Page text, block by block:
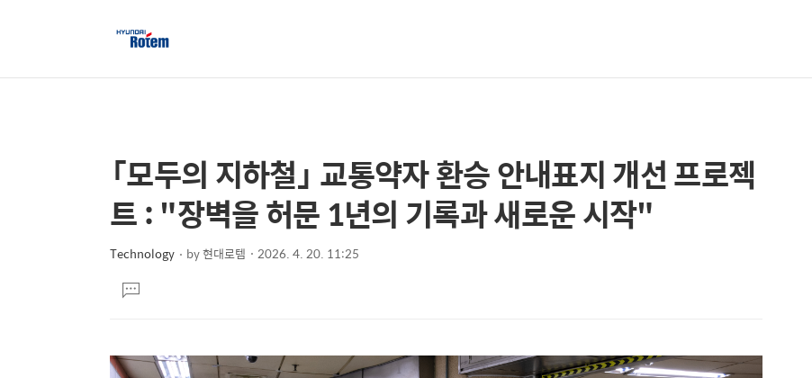
상
컨
텐
본
문
제
「모두의 지하철」 교통약자 환승 안내표지 개선 프로젝
트 : "장벽을 허문 1년의 기록과 새로운 시작"
Technology by현대로템 2026. 4. 20. 11:25
문댓
글